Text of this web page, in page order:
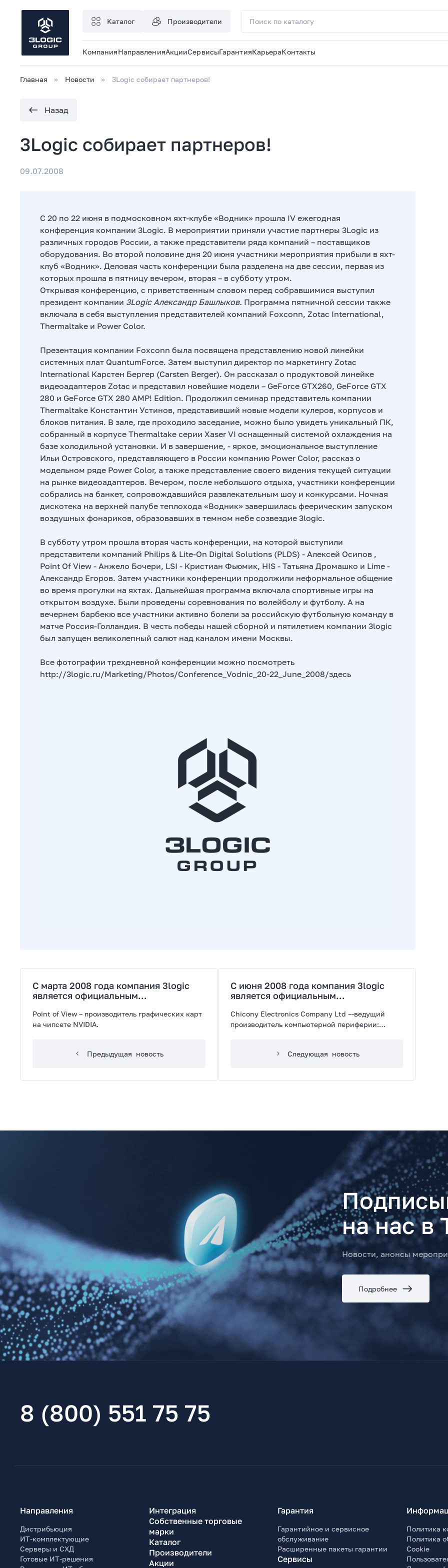
Каталог Производители
КомпанияНаправленияАкцииСервисыГарантияКарьераКонтакты
Главная Новости 3Logic собирает партнеров!
Назад
3Logic собирает партнеров!
09.07.2008
С 20 по 22 июня в подмосковном яхт-клубе «Водник» прошла IV ежегодная
конференция компании 3Logic. В мероприятии приняли участие партнеры 3Logic из
различных городов России, а также представители ряда компаний – поставщиков
оборудования. Во второй половине дня 20 июня участники мероприятия прибыли в яхт-
клуб «Водник». Деловая часть конференции была разделена на две сессии, первая из
которых прошла в пятницу вечером, вторая – в субботу утром.
Открывая конференцию, с приветственным словом перед собравшимися выступил
президент компании 3Logic Александр Башлыков. Программа пятничной сессии также
включала в себя выступления представителей компаний Foxconn, Zotac International,
Thermaltake и Power Color.
Презентация компании Foxconn была посвящена представлению новой линейки
системных плат QuantumForce. Затем выступил директор по маркетингу Zotac
International Карстен Бергер (Carsten Berger). Он рассказал о продуктовой линейке
видеоадаптеров Zotac и представил новейшие модели – GeForce GTX260, GeForce GTX
280 и GeForce GTX 280 AMP! Edition. Продолжил семинар представитель компании
Thermaltake Константин Устинов, представивший новые модели кулеров, корпусов и
блоков питания. В зале, где проходило заседание, можно было увидеть уникальный ПК,
собранный в корпусе Thermaltake серии Xaser VI оснащенный системой охлаждения на
базе холодильной установки. И в завершение, - яркое, эмоциональное выступление
Ильи Островского, представляющего в России компанию Power Color, рассказ о
модельном ряде Power Color, а также представление своего видения текущей ситуации
на рынке видеоадаптеров. Вечером, после небольшого отдыха, участники конференции
собрались на банкет, сопровождавшийся развлекательным шоу и конкурсами. Ночная
дискотека на верхней палубе теплохода «Водник» завершилась феерическим запуском
воздушных фонариков, образовавших в темном небе созвездие 3logic.
В субботу утром прошла вторая часть конференции, на которой выступили
представители компаний Philips & Lite-On Digital Solutions (PLDS) - Алексей Осипов ,
Point Of View - Анжело Бочери, LSI - Кристиан Фьюмик, HIS - Татьяна Дромашко и Lime -
Александр Егоров. Затем участники конференции продолжили неформальное общение
во время прогулки на яхтах. Дальнейшая программа включала спортивные игры на
открытом воздухе. Были проведены соревнования по волейболу и футболу. А на
вечернем барбекю все участники активно болели за российскую футбольную команду в
матче Россия-Голландия. В честь победы нашей сборной и пятилетием компании 3logic
был запущен великолепный салют над каналом имени Москвы.
Все фотографии трехдневной конференции можно посмотреть
http://3logic.ru/Marketing/Photos/Conference_Vodnic_20-22_June_2008/здесь
C марта 2008 года компания 3logic
является официальным
View.
Point of View – производитель графических карт
на чипсете NVIDIA.
Предыдущая новость
С июня 2008 года компания 3logiс
является официальным
Chicony Electronics Company Ltd –-ведущий
производитель компьютерной периферии:
Следующая новость
на нас в
Новости, анонсы
Подробнее
8 (800) 551 75 75
Направления
Дистрибьюция
ИТ-комплектующие
Серверы и СХД
Готовые ИТ-решения
Интеграция
Собственные торговые
марки
Каталог
Производители
Акции
Гарантия
Гарантийное и сервисное
обслуживание
Расширенные пакеты гарантии
Сервисы
Политика
Политика
Cookie